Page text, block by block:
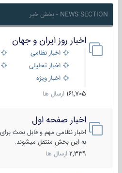
NEWS SECTION - بخش خبر
اخبار روز ایران و جهان
اخبار نظامی
اخبار تحلیلی
اخبار ویژه
161,705 ارسال ها
اخبار صفحه اول
اخبار نظامی مهم و قابل بحث برای
به این بخش منتقل میشوند.
2,339 ارسال ها